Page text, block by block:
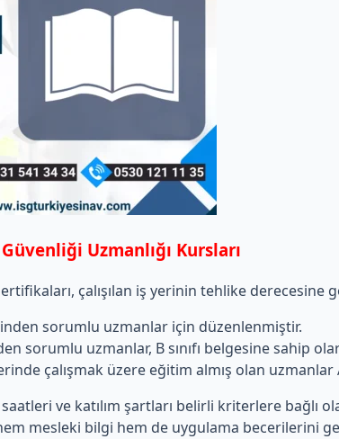
Güvenliği Uzmanlığı Kursları
çalışılan iş yerinin tehlike derecesine
sorumlu uzmanlar için düzenlenmiştir.
sorumlu uzmanlar, B sınıfı belgesine sahip
çalışmak üzere eğitim almış olan uzmanlar
ve katılım şartları belirli kriterlere bağlı
mesleki bilgi hem de uygulama becerilerini